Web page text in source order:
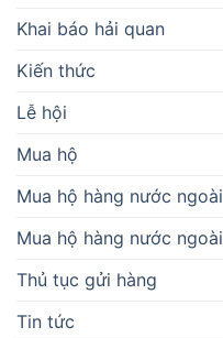
Khai báo hải quan
Kiến thức
Lễ hội
Mua hộ
Mua hộ hàng nước ngoài
Mua hộ hàng nước ngoài
Thủ tục gửi hàng
Tin tức